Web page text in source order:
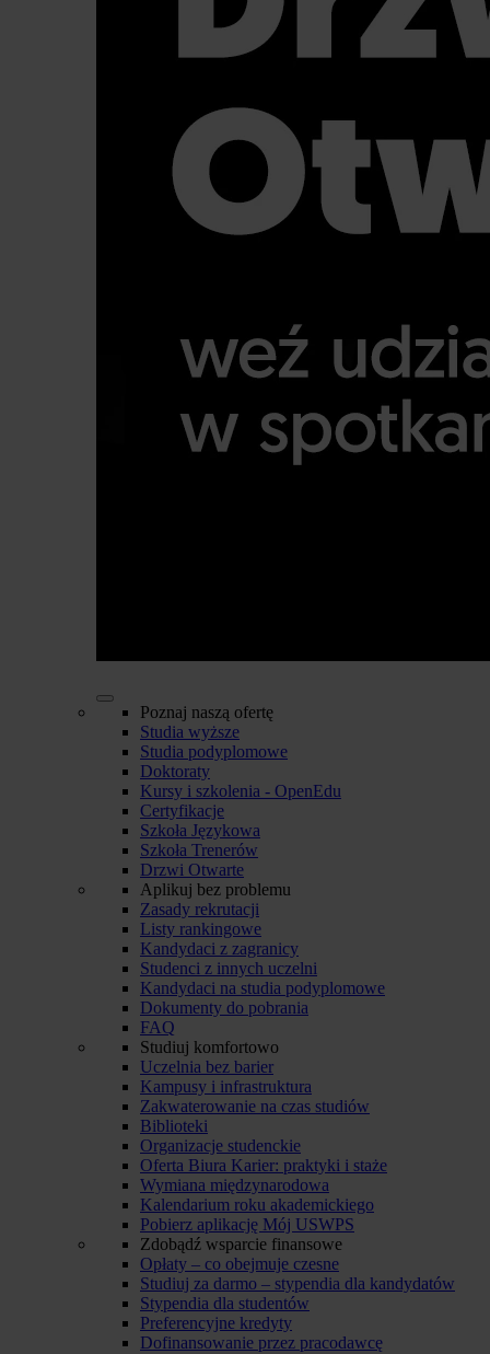
Poznaj naszą ofertę
Studia wyższe
Studia podyplomowe
Doktoraty
Kursy i szkolenia - OpenEdu
Certyfikacje
Szkoła Językowa
Szkoła Trenerów
Drzwi Otwarte
Aplikuj bez problemu
Zasady rekrutacji
Listy rankingowe
Kandydaci z zagranicy
Studenci z innych uczelni
Kandydaci na studia podyplomowe
Dokumenty do pobrania
FAQ
Studiuj komfortowo
Uczelnia bez barier
Kampusy i infrastruktura
Zakwaterowanie na czas studiów
Biblioteki
Organizacje studenckie
Oferta Biura Karier: praktyki i staże
Wymiana międzynarodowa
Kalendarium roku akademickiego
Pobierz aplikację Mój USWPS
Zdobądź wsparcie finansowe
Opłaty – co obejmuje czesne
Studiuj za darmo – stypendia dla kandydatów
Stypendia dla studentów
Preferencyjne kredyty
Dofinansowanie przez pracodawcę